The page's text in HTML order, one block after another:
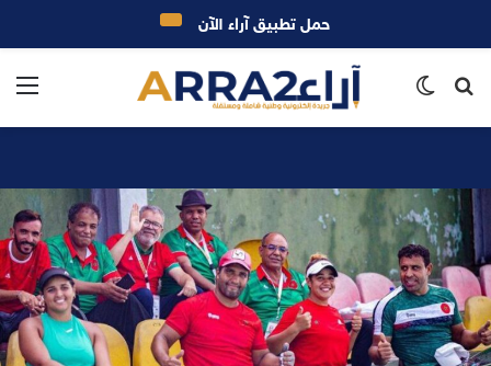
بحث
حمل تطبيق آراء الآن